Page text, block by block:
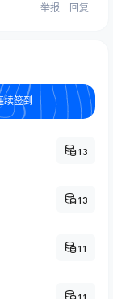
举报 回复
续签到
13
13
11